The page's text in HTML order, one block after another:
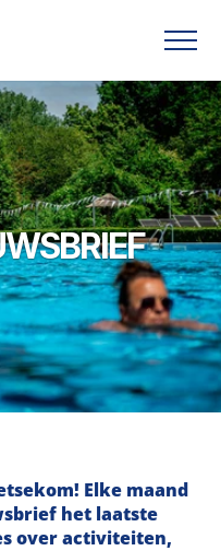
Elke maand
het laatste
over activiteiten,